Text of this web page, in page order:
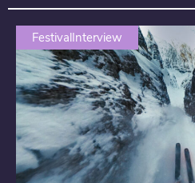
FestivalInterview